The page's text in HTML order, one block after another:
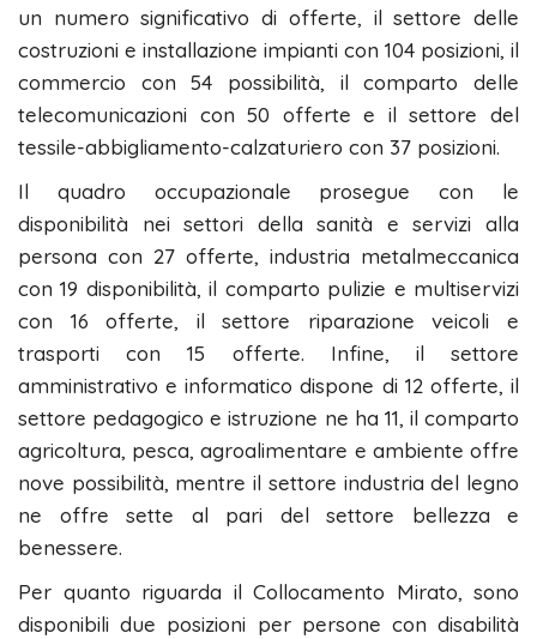
un numero significativo di offerte, il settore delle
costruzioni e installazione impianti con 104 posizioni, il
commercio con 54 possibilità, il comparto delle
telecomunicazioni con 50 offerte e il settore del
tessile-abbigliamento-calzaturiero con 37 posizioni.
Il quadro occupazionale prosegue con le
disponibilità nei settori della sanità e servizi alla
persona con 27 offerte, industria metalmeccanica
con 19 disponibilità, il comparto pulizie e multiservizi
con 16 offerte, il settore riparazione veicoli e
trasporti con 15 offerte. Infine, il settore
amministrativo e informatico dispone di 12 offerte, il
settore pedagogico e istruzione ne ha 11, il comparto
agricoltura, pesca, agroalimentare e ambiente offre
nove possibilità, mentre il settore industria del legno
ne offre sette al pari del settore bellezza e
benessere.
Per quanto riguarda il Collocamento Mirato, sono
disponibili due posizioni per persone con disabilità